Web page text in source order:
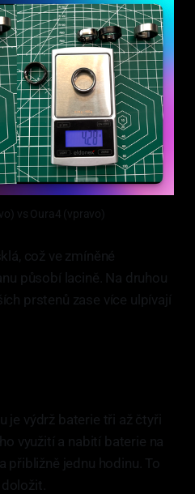
vs Oura4 (vpravo)
což ve zmíněné
působí lacině. Na druhou
prstenů zase více ulpívají
je výdrž baterie tři až čtyři
využití a nabití baterie na
přibližně jednu hodinu. To